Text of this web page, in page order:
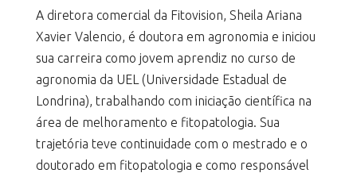
A diretora comercial da Fitovision, Sheila Ariana
Xavier Valencio, é doutora em agronomia e iniciou
sua carreira como jovem aprendiz no curso de
agronomia da UEL (Universidade Estadual de
Londrina), trabalhando com iniciação científica na
área de melhoramento e fitopatologia. Sua
trajetória teve continuidade com o mestrado e o
doutorado em fitopatologia e como responsável